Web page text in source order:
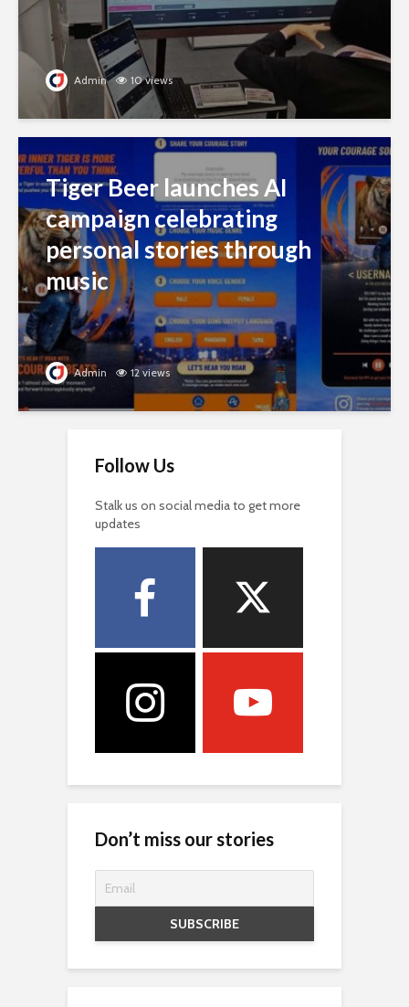
Admin 10 views
Tiger Beer launches AI
campaign celebrating
personal stories through
music
Admin 12 views
Follow Us
Stalk us on social media to get more
updates
Don’t miss our stories